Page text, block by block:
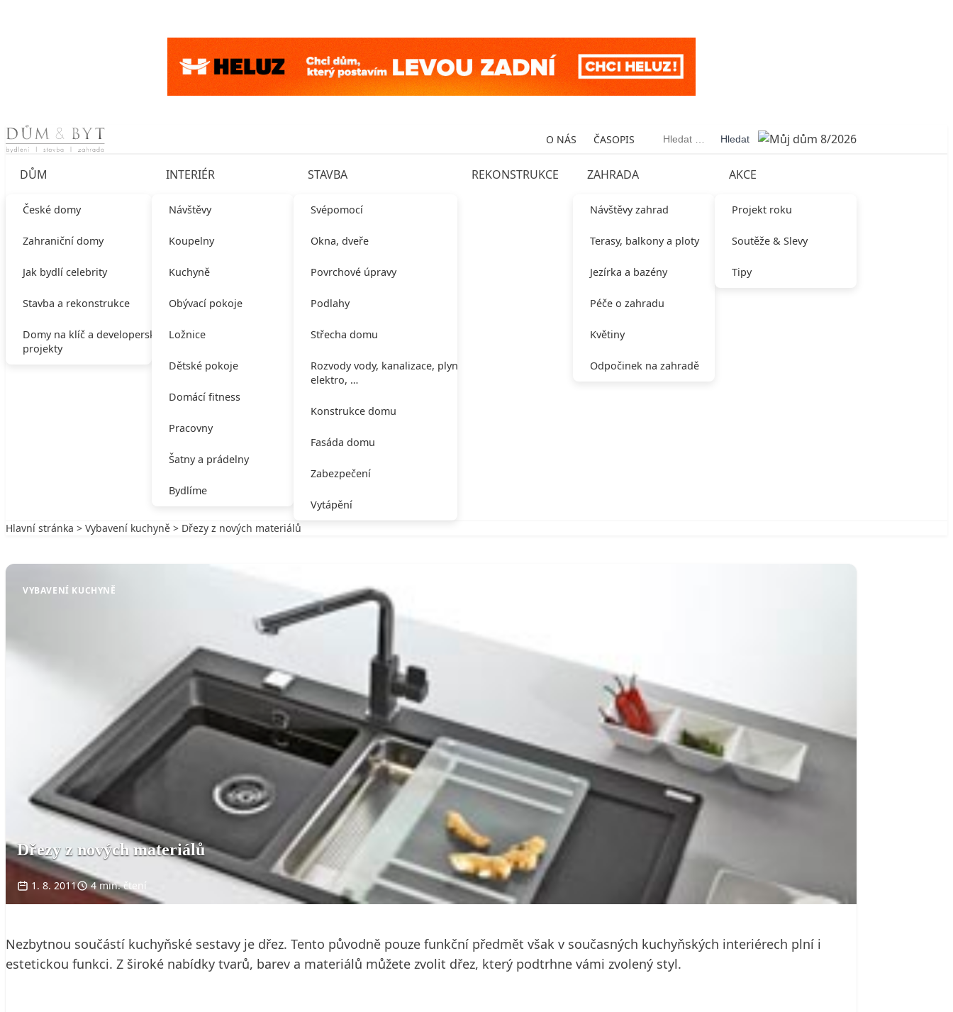
Skip to content O NÁS ČASOPIS Vyhledávání
DŮM
České domy
Zahraniční domy
Jak bydlí celebrity
Stavba a rekonstrukce
Domy na klíč a developerské
projekty
INTERIÉR
Návštěvy
Koupelny
Kuchyně
Obývací pokoje
Ložnice
Dětské pokoje
Domácí fitness
Pracovny
Šatny a prádelny
Bydlíme
STAVBA
Svépomocí
Okna, dveře
Povrchové úpravy
Podlahy
Střecha domu
Rozvody vody, kanalizace, plynu,
elektro, …
Konstrukce domu
Fasáda domu
Zabezpečení
Vytápění
REKONSTRUKCE ZAHRADA
Návštěvy zahrad
Terasy, balkony a ploty
Jezírka a bazény
Péče o zahradu
Květiny
Odpočinek na zahradě
AKCE
Projekt roku
Soutěže & Slevy
Tipy
Hlavní stránka > Vybavení kuchyně > Dřezy z nových materiálů
VYBAVENÍ KUCHYNĚ
Dřezy z nových materiálů
1. 8. 2011 4 min. čtení
Nezbytnou součástí kuchyňské sestavy je dřez. Tento původně pouze funkční předmět však v současných kuchyňských interiérech plní i
estetickou funkci. Z široké nabídky tvarů, barev a materiálů můžete zvolit dřez, který podtrhne vámi zvolený styl.